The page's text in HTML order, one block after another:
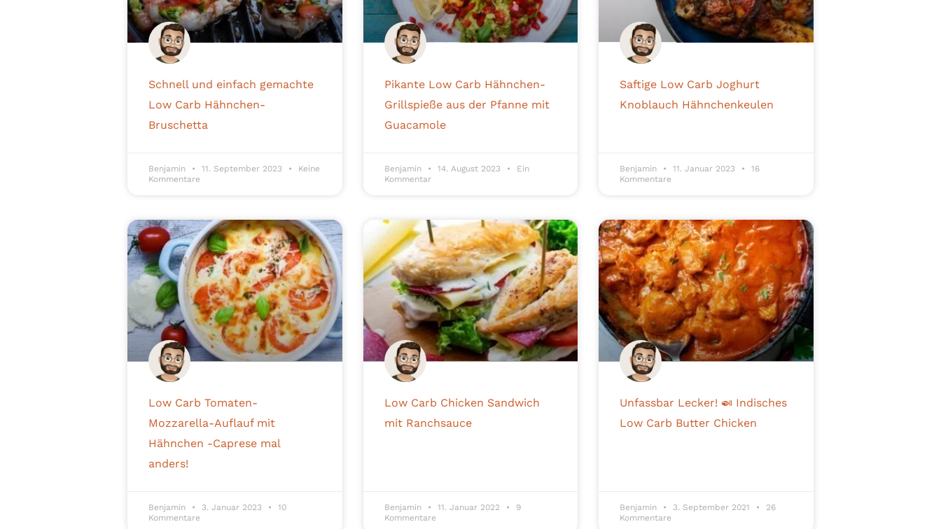
Schnell und einfach gemachte
Low Carb Hähnchen-
Bruschetta
Benjamin 11. September 2023
Keine
Kommentare
Pikante Low Carb Hähnchen-
Grillspieße aus der Pfanne mit
Guacamole
Benjamin 14. August 2023
Ein
Kommentar
Saftige Low Carb Joghurt
Knoblauch Hähnchenkeulen
Benjamin 11. Januar 2023
16
Kommentare
Low Carb Tomaten-
Mozzarella-Auflauf mit
Hähnchen -Caprese mal
anders!
Benjamin 3. Januar 2023
10
Kommentare
Low Carb Chicken Sandwich
mit Ranchsauce
Benjamin 11. Januar 2022
9
Kommentare
Unfassbar Lecker! 🍛 Indisches
Low Carb Butter Chicken
Benjamin 3. September 2021
26
Kommentare